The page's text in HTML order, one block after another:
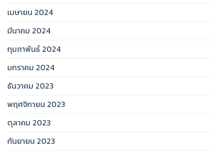
เมษายน 2024
มีนาคม 2024
กุมภาพันธ์ 2024
มกราคม 2024
ธันวาคม 2023
พฤศจิกายน 2023
ตุลาคม 2023
กันยายน 2023